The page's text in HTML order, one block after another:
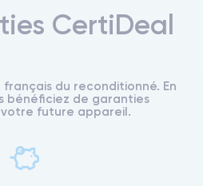
CertiDeal
du reconditionné. En
bénéficiez de garanties
votre future appareil.